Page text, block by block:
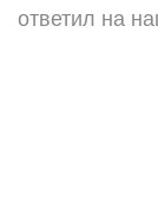
ответил на